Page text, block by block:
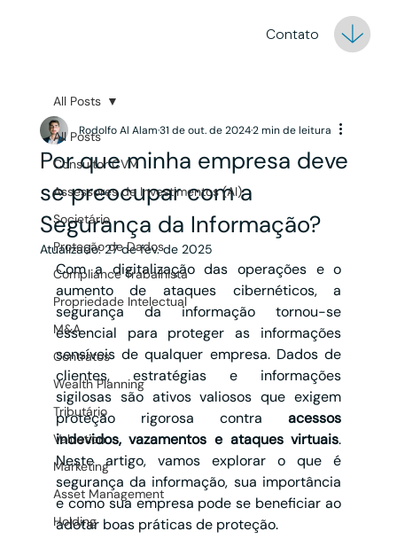
Contato
All Posts
Consultor CVM
Assessores de Investimentos (AI)
Societário
Proteção de Dados
Compliance Trabalhista
Propriedade Intelectual
M&A
Contratos
Wealth Planning
Tributário
Valuation
Marketing
Asset Management
Holding
All Posts
Por que minha empresa deve
se preocupar com a
Segurança da Informação?
Rodolfo Al Alam31 de out. de 20242 min de leitura
Atualizado:27 de fev. de 2025
Com a digitalização das operações e o
aumento de ataques cibernéticos, a
segurança da informação tornou-se
essencial para proteger as informações
sensíveis de qualquer empresa. Dados de
clientes, estratégias e informações
sigilosas são ativos valiosos que exigem
proteção rigorosa contra acessos
indevidos, vazamentos e ataques virtuais.
Neste artigo, vamos explorar o que é
segurança da informação, sua importância
e como sua empresa pode se beneficiar ao
adotar boas práticas de proteção.